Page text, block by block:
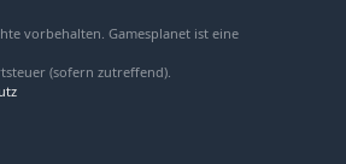
vorbehalten. Gamesplanet ist eine
(sofern zutreffend).